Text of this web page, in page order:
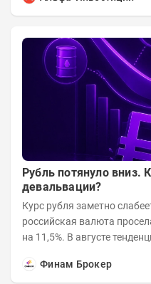
Рубль потянуло вниз.
девальвации?
Курс рубля заметно
российская валюта
на 11,5%. В августе
Финам Брокер